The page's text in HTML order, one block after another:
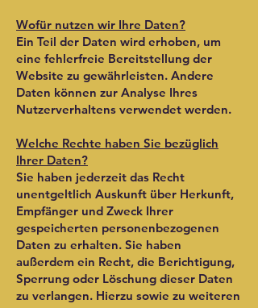
Wofür nutzen wir Ihre Daten?
Ein Teil der Daten wird erhoben, um
eine fehlerfreie Bereitstellung der
Website zu gewährleisten. Andere
Daten können zur Analyse Ihres
Nutzerverhaltens verwendet werden.
Welche Rechte haben Sie bezüglich
Ihrer Daten?
Sie haben jederzeit das Recht
unentgeltlich Auskunft über Herkunft,
Empfänger und Zweck Ihrer
gespeicherten personenbezogenen
Daten zu erhalten. Sie haben
außerdem ein Recht, die Berichtigung,
Sperrung oder Löschung dieser Daten
zu verlangen. Hierzu sowie zu weiteren